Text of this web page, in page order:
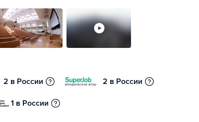
2 в России 2 в России
1 в России